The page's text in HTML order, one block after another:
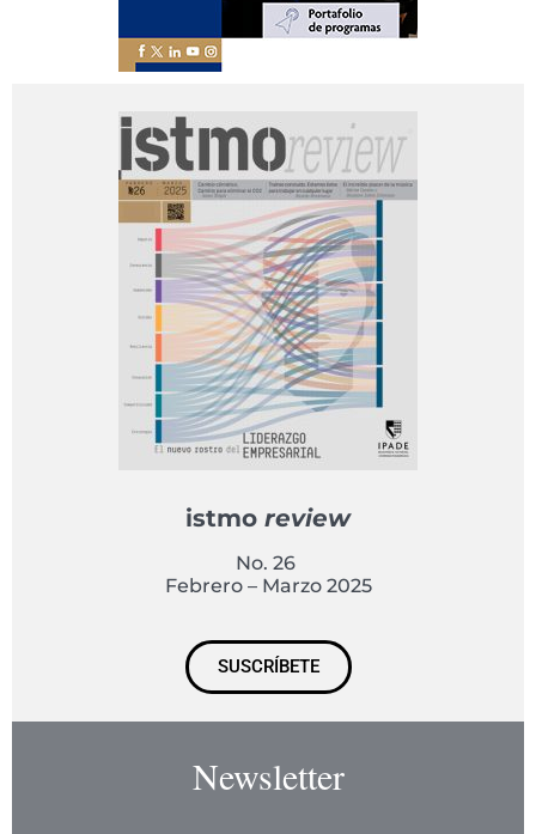
istmo review
No. 26
Febrero – Marzo 2025
SUSCRÍBETE
Newsletter